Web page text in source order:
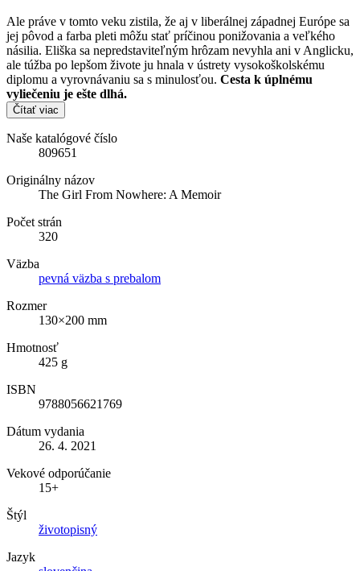
Ale práve v tomto veku zistila, že aj v liberálnej západnej Európe sa
jej pôvod a farba pleti môžu stať príčinou ponižovania a veľkého
násilia. Eliška sa nepredstaviteľným hrôzam nevyhla ani v Anglicku,
ale túžba po lepšom živote ju hnala v ústrety vysokoškolskému
diplomu a vyrovnávaniu sa s minulosťou. Cesta k úplnému
vyliečeniu je ešte dlhá.
Čítať viac
Naše katalógové číslo
809651
Originálny názov
The Girl From Nowhere: A Memoir
Počet strán
320
Väzba
pevná väzba s prebalom
Rozmer
130×200 mm
Hmotnosť
425 g
ISBN
9788056621769
Dátum vydania
26. 4. 2021
Vekové odporúčanie
15+
Štýl
životopisný
Jazyk